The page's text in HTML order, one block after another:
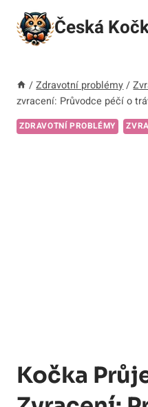
Přeskočit
obsah
Česká
/ Zdravotní problémy /
zvracení: Průvodce péčí o
ZDRAVOTNÍ PROBLÉMY
Kočka